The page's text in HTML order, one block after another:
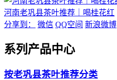
河南老巩县茶叶推荐｜喝桂花红
分享到：
微信 QQ空间 新浪微博
系列产品中心
按老巩县茶叶推荐分类